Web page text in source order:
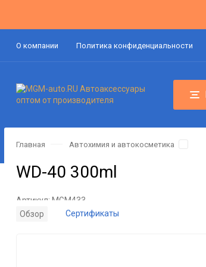
О компании Политика конфиденциальности
Главная Автохимия и автокосметика
WD-40 300ml
Артикул: MGM433
Обзор
Сертификаты